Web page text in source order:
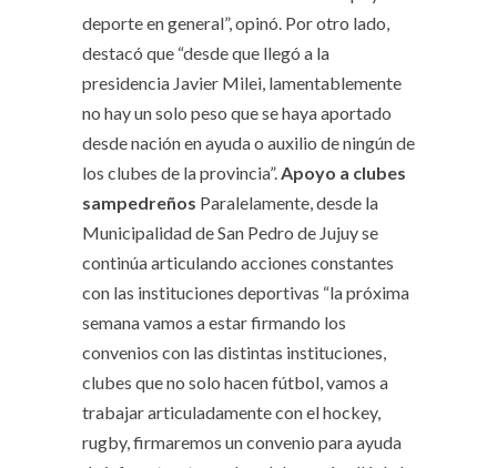
deporte en general”, opinó. Por otro lado,
destacó que “desde que llegó a la
presidencia Javier Milei, lamentablemente
no hay un solo peso que se haya aportado
desde nación en ayuda o auxilio de ningún de
los clubes de la provincia”. Apoyo a clubes
sampedreños Paralelamente, desde la
Municipalidad de San Pedro de Jujuy se
continúa articulando acciones constantes
con las instituciones deportivas “la próxima
semana vamos a estar firmando los
convenios con las distintas instituciones,
clubes que no solo hacen fútbol, vamos a
trabajar articuladamente con el hockey,
rugby, firmaremos un convenio para ayuda